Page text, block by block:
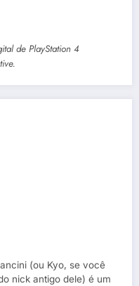
de PlayStation 4
(ou Kyo, se você
nick antigo dele) é um